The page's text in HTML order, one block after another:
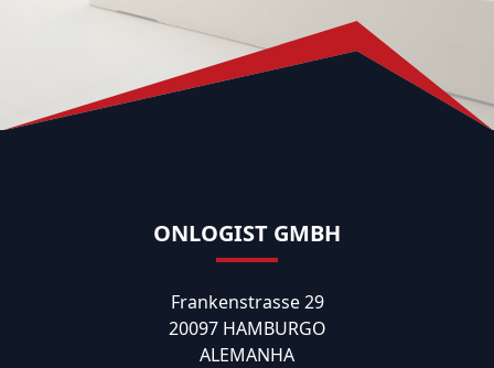
ONLOGIST GMBH
Frankenstrasse 29
20097 HAMBURGO
ALEMANHA